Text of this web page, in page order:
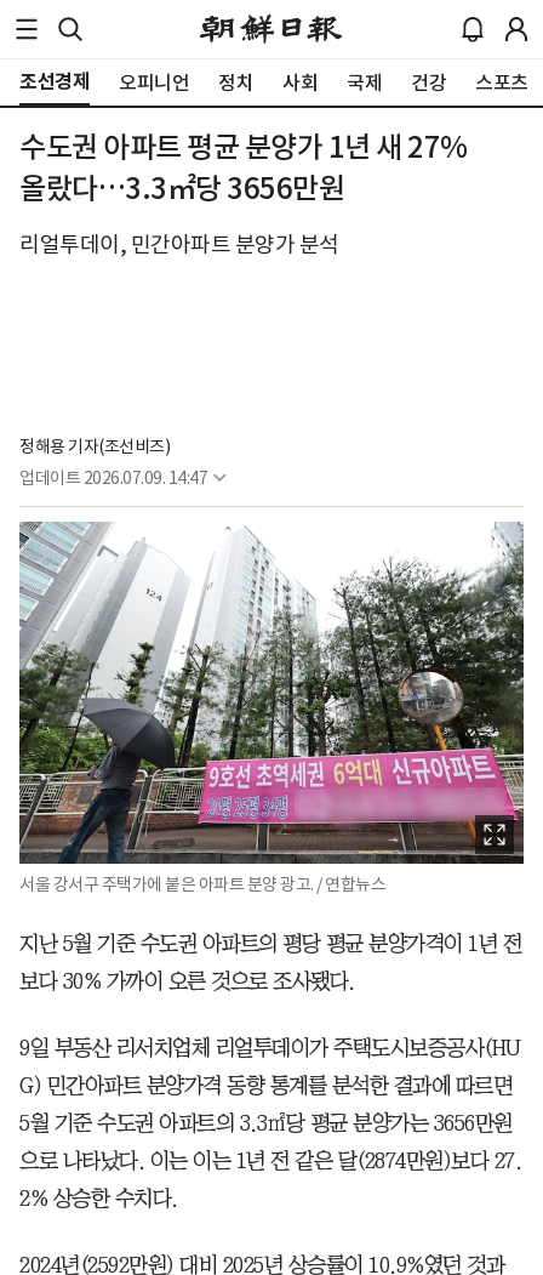
조선경제 오피니언 정치 사회 국제 건강 스포츠
수도권 아파트 평균 분양가 1년 새 27%
올랐다…3.3㎡당 3656만원
리얼투데이, 민간아파트 분양가 분석
정해용 기자(조선비즈)
업데이트 2026.07.09. 14:47
서울 강서구 주택가에 붙은 아파트 분양 광고. / 연합뉴스
지난 5월 기준 수도권 아파트의 평당 평균 분양가격이 1년 전
보다 30% 가까이 오른 것으로 조사됐다.
9일 부동산 리서치업체 리얼투데이가 주택도시보증공사(HU
G) 민간아파트 분양가격 동향 통계를 분석한 결과에 따르면
5월 기준 수도권 아파트의 3.3㎡당 평균 분양가는 3656만원
으로 나타났다. 이는 이는 1년 전 같은 달(2874만원)보다 27.
2% 상승한 수치다.
2024년(2592만원) 대비 2025년 상승률이 10.9%였던 것과